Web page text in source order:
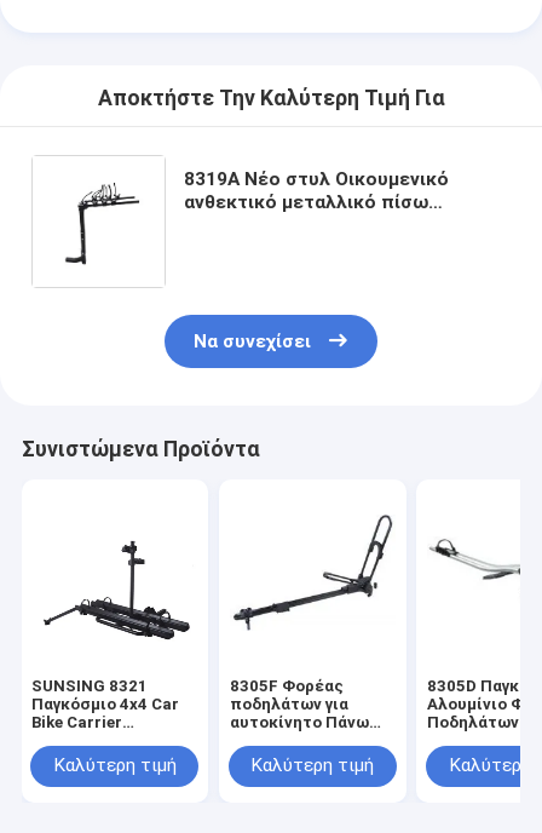
Αποκτήστε Την Καλύτερη Τιμή Για
8319Α Νέο στυλ Οικουμενικό
ανθεκτικό μεταλλικό πίσω
Να συνεχίσει
Συνιστώμενα Προϊόντα
SUNSING 8321
Παγκόσμιο 4x4 Car
Bike Carrier
Εργασίες με
Mountain Bike & E-
Καλύτερη τιμή
8305F Φορέας
ποδηλάτων για
αυτοκίνητο Πάνω
Νάιλον οροφή
Mount Μετέφερε
Καλύτερη τιμή
8305D
Αλουμίνιο
Ποδηλάτων
για το
Καλύτερη